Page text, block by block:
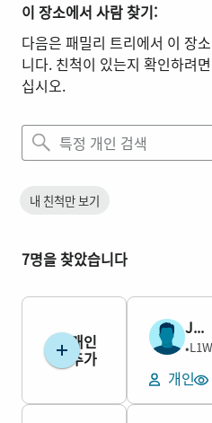
이 장소에서 사람 찾기:
다음은 패밀리 트리에서 이 장
니다. 친척이 있는지 확인하려
십시오.
내 친척만 보기
7명을 찾았습니다
개인
추가
Jerome Lysander Crown
남성
•
개인